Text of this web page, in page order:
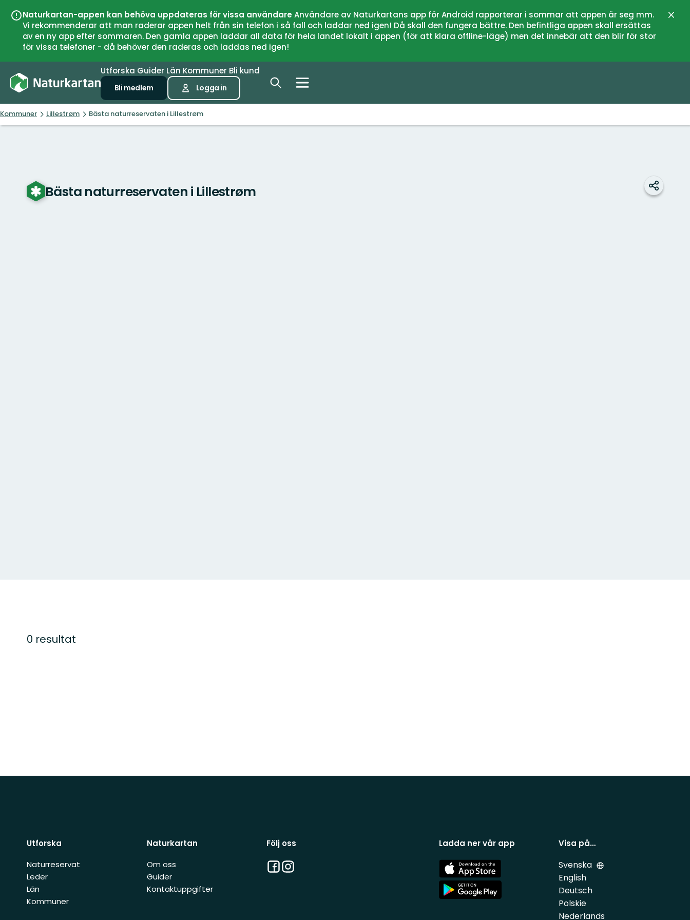
Naturkartan-appen kan behöva uppdateras för vissa användareAnvändare av Naturkartans app för Android rapporterar i sommar att appen är seg mm.
Vi rekommenderar att man raderar appen helt från sin telefon i så fall och laddar ned igen! Då skall den fungera bättre. Den befintliga appen skall ersättas
av en ny app efter sommaren. Den gamla appen laddar all data för hela landet lokalt i appen (för att klara offline-läge) men det innebär att den blir för stor
för vissa telefoner - då behöver den raderas och laddas ned igen!
Utforska Guider Län Kommuner Bli kund
Bli medlem Logga in
Kommuner Lillestrøm Bästa naturreservaten i Lillestrøm
Bästa naturreservaten i Lillestrøm Dela
0 resultat
Utforska
Naturreservat
Leder
Län
Kommuner
Naturkartan
Om oss
Guider
Kontaktuppgifter
Följ oss
Facebook
Instagram
Ladda ner vår app
App
Store
App
Store
Visa på…
Svenska
English
Deutsch
Polskie
Nederlands